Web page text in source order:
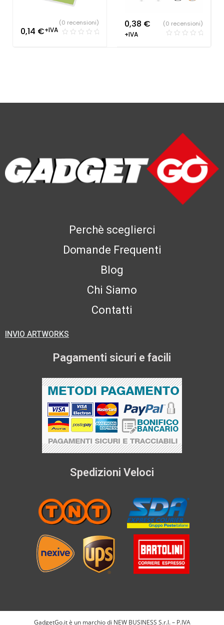
0,14 €+IVA
(0 recensioni) 0,38 €
+IVA
(0 recensioni)
Perchè sceglierci
Domande Frequenti
Blog
Chi Siamo
Contatti
INVIO ARTWORKS
Pagamenti sicuri e facili
Spedizioni Veloci
GadgetGo.it è un marchio di NEW BUSINESS S.r.l. – P.IVA